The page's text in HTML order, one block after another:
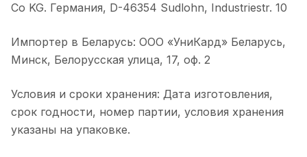
Co KG. Германия, D-46354 Sudlohn, Industriestr. 10
Импортер в Беларусь: ООО «УниКард» Беларусь,
Минск, Белорусская улица, 17, оф. 2
Условия и сроки хранения: Дата изготовления,
срок годности, номер партии, условия хранения
указаны на упаковке.